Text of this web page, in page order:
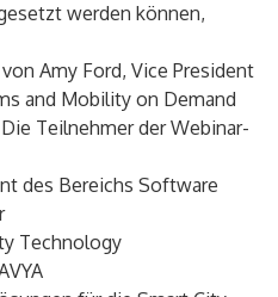
werden können,
Amy Ford, Vice President
and Mobility on Demand
Teilnehmer der Webinar-
des Bereichs Software
Technology